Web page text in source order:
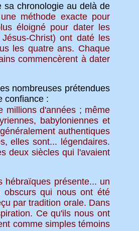
chronologie au delà de
méthode exacte pour
éloigné pour dater les
Christ) ont daté les
les quatre ans. Chaque
commencèrent à dater
nombreuses prétendues
confiance :
millions d'années ; même
babyloniennes et
authentiques
elles sont... légendaires.
deux siècles qui l'avaient
hébraïques présente... un
obscurs qui nous ont été
par tradition orale. Dans
Ce qu'ils nous ont
comme simples témoins